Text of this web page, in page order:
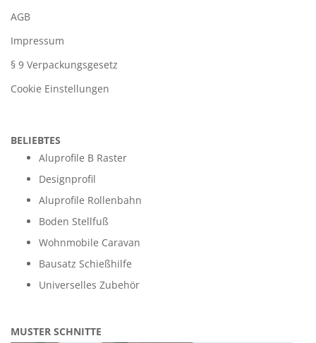
AGB
Impressum
§ 9 Verpackungsgesetz
Cookie Einstellungen
BELIEBTES
Aluprofile B Raster
Designprofil
Aluprofile Rollenbahn
Boden Stellfuß
Wohnmobile Caravan
Bausatz Schießhilfe
Universelles Zubehör
MUSTER SCHNITTE